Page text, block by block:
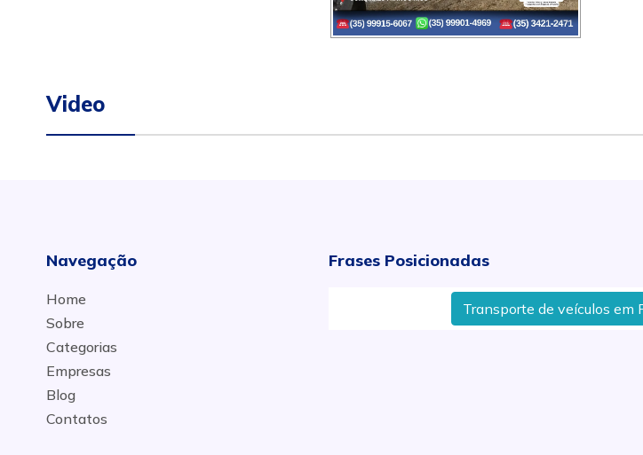
Video
Navegação
Home
Sobre
Categorias
Empresas
Blog
Contatos
Frases Posicionadas
Transporte de veículos em Pouso Alegre